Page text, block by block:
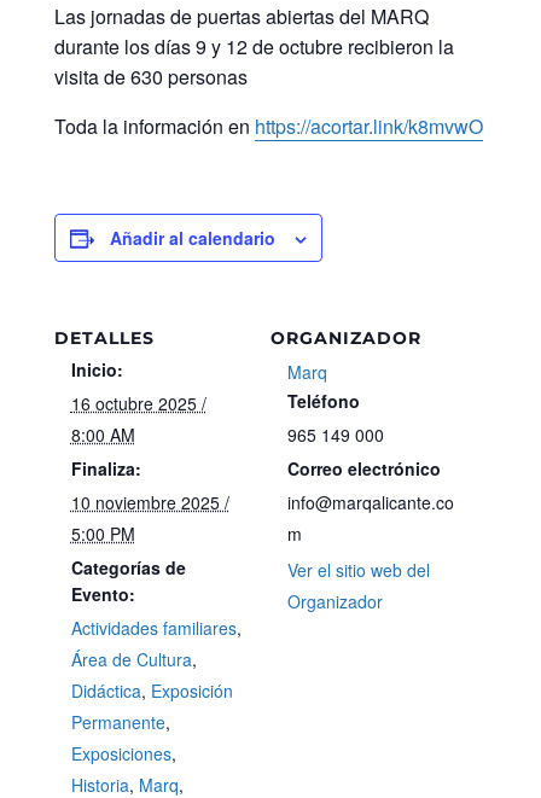
Las jornadas de puertas abiertas del MARQ
durante los días 9 y 12 de octubre recibieron la
visita de 630 personas
Toda la información en https://acortar.link/k8mvwO
Añadir al calendario
DETALLES
Inicio:
16 octubre 2025 /
8:00 AM
Finaliza:
10 noviembre 2025 /
5:00 PM
Categorías de
Evento:
Actividades familiares,
Área de Cultura,
Didáctica, Exposición
Permanente,
Exposiciones,
Historia, Marq,
ORGANIZADOR
Marq
Teléfono
965 149 000
Correo electrónico
info@marqalicante.co
m
Ver el sitio web del
Organizador